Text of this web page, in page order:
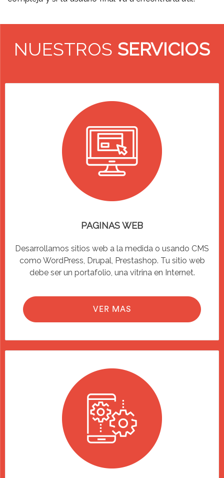
NUESTROS SERVICIOS
PAGINAS WEB
Desarrollamos sitios web a la medida o usando CMS
como WordPress, Drupal, Prestashop. Tu sitio web
debe ser un portafolio, una vitrina en Internet.
VER MAS